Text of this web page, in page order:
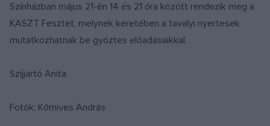
Színházban május 21-én 14 és 21 óra között rendezik meg a
KASZT Fesztet, melynek keretében a tavalyi nyertesek
mutatkozhatnak be győztes előadásaikkal.
Szíjjártó Anita
Fotók: Kőmives András